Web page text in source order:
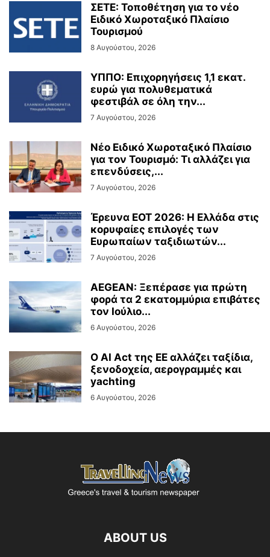
ΣΕΤΕ: Τοποθέτηση για το νέο
Ειδικό Χωροταξικό Πλαίσιο
Τουρισμού
8 Αυγούστου, 2026
ΥΠΠΟ: Επιχορηγήσεις 1,1 εκατ.
ευρώ για πολυθεματικά
φεστιβάλ σε όλη την...
7 Αυγούστου, 2026
Νέο Ειδικό Χωροταξικό Πλαίσιο
για τον Τουρισμό: Τι αλλάζει για
επενδύσεις,...
7 Αυγούστου, 2026
Έρευνα ΕΟΤ 2026: Η Ελλάδα στις
κορυφαίες επιλογές των
Ευρωπαίων ταξιδιωτών...
7 Αυγούστου, 2026
AEGEAN: Ξεπέρασε για πρώτη
φορά τα 2 εκατομμύρια επιβάτες
τον Ιούλιο...
6 Αυγούστου, 2026
Ο AI Act της ΕΕ αλλάζει ταξίδια,
ξενοδοχεία, αερογραμμές και
yachting
6 Αυγούστου, 2026
ABOUT US